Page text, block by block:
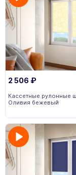
2 506 ₽
Кассетные рулонные
Оливия бежевый